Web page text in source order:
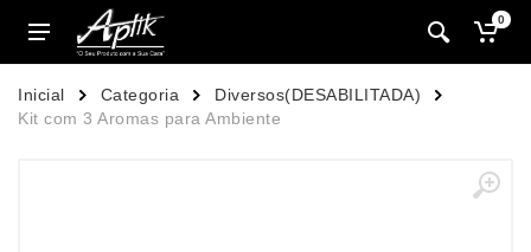
0
Inicial Categoria
Diversos(DESABILITADA)
Kit com 3 Aromas para Ambiente